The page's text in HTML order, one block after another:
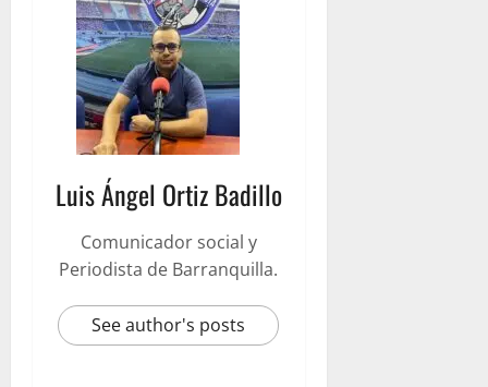
Luis Ángel Ortiz Badillo
Comunicador social y
Periodista de Barranquilla.
See author's posts